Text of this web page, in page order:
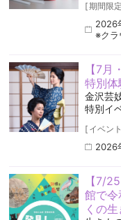
[期間限
2026
※クラ
【7
特別体
金沢芸
特別イ
[ イベント
2026
【7/
館で
くの